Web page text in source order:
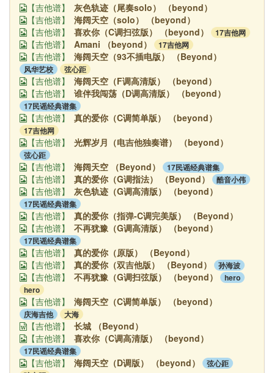
【吉他谱】 灰色轨迹（尾奏solo） （beyond）
【吉他谱】 海阔天空（solo） （beyond）
【吉他谱】 喜欢你（C调扫弦版） （beyond） 17吉他网
【吉他谱】 Amani （beyond） 17吉他网
【吉他谱】 海阔天空（93不插电版） （Beyond）
风华艺校 弦心距
【吉他谱】 海阔天空（F调高清版） （beyond）
【吉他谱】 谁伴我闯荡（D调高清版） （beyond）
17民谣经典谱集
【吉他谱】 真的爱你（C调简单版） （beyond）
17吉他网
【吉他谱】 光辉岁月（电吉他独奏谱） （beyond）
弦心距
【吉他谱】 海阔天空 （Beyond） 17民谣经典谱集
【吉他谱】 真的爱你（G调指法） （Beyond） 酷音小伟
【吉他谱】 灰色轨迹（G调高清版） （beyond）
17民谣经典谱集
【吉他谱】 真的爱你（指弹-C调完美版） （Beyond）
【吉他谱】 不再犹豫（G调高清版） （beyond）
17民谣经典谱集
【吉他谱】 真的爱你（原版） （Beyond）
【吉他谱】 真的爱你（双吉他版） （Beyond） 孙海波
【吉他谱】 不再犹豫（G调扫弦版） （beyond）
hero
hero
【吉他谱】 海阔天空（C调简单版） （beyond）
庆海吉他 大海
【吉他谱】 长城 （Beyond）
【吉他谱】 喜欢你（C调高清版） （beyond）
17民谣经典谱集
【吉他谱】 海阔天空（D调版） （beyond）
弦心距